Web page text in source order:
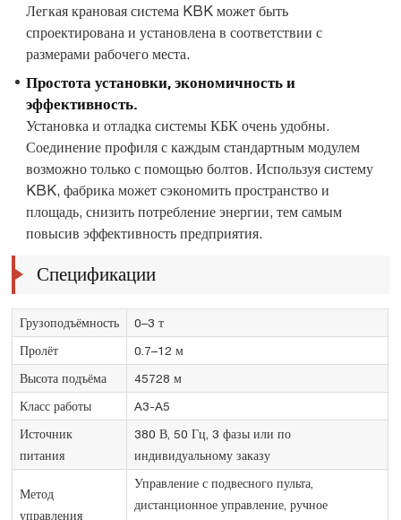
Легкая крановая система KBK может быть
спроектирована и установлена в соответствии с
размерами рабочего места.
Простота установки, экономичность и
эффективность.
Установка и отладка системы КБК очень удобны.
Соединение профиля с каждым стандартным модулем
возможно только с помощью болтов. Используя систему
KBK, фабрика может сэкономить пространство и
площадь, снизить потребление энергии, тем самым
повысив эффективность предприятия.
Спецификации
Грузоподъёмность
0–3 т
Пролёт
0.7–12 м
Высота подъёма
45728 м
Класс работы
A3-A5
Источник
питания
380 В, 50 Гц, 3 фазы или по
индивидуальному заказу
Метод
управления
Управление с подвесного пульта,
дистанционное управление, ручное